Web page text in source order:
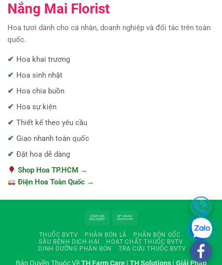
Nắng Mai Florist
Hoa tươi dành cho cá nhân, doanh nghiệp và đối tác trên toàn
quốc.
Hoa khai trương
Hoa sinh nhật
Hoa chia buồn
Hoa sự kiện
Thiết kế theo yêu cầu
Giao nhanh toàn quốc
Đặt hoa dễ dàng
Shop Hoa TP.HCM →
Điện Hoa Toàn Quốc →
Cash
Delivery
THUỐC BVTV PHÂN BÓN LÁ
PHÂN BÓN GỐC
SÂU BỆNH DỊCH HẠI
HOẠT CHẤT THUỐC BVTV
DINH DƯỠNG PHÂN BÓN
TRA CỨU THUỐC BVTV